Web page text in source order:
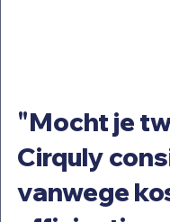
"Mocht je
Cirquly
vanwege